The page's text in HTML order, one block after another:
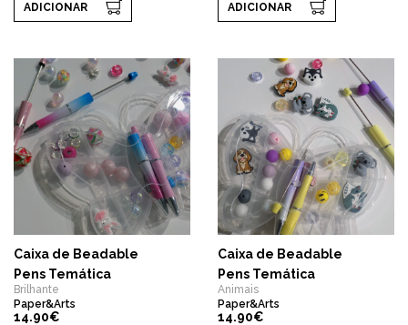
ADICIONAR ADICIONAR
Caixa de Beadable
Pens Temática
Brilhante
Paper&Arts
14.90€
Caixa de Beadable
Pens Temática
Animais
Paper&Arts
14.90€